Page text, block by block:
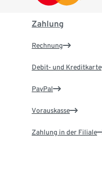
Zahlung
Rechnung
Debit- und Kreditkarte
PayPal
Vorauskasse
Zahlung in der Filiale